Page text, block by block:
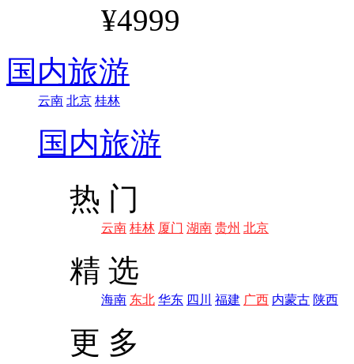
¥4999
国内旅游
云南 北京 桂林
国内旅游
热 门
云南 桂林 厦门 湖南 贵州 北京
精 选
海南 东北 华东 四川 福建 广西 内蒙古 陕西
更 多